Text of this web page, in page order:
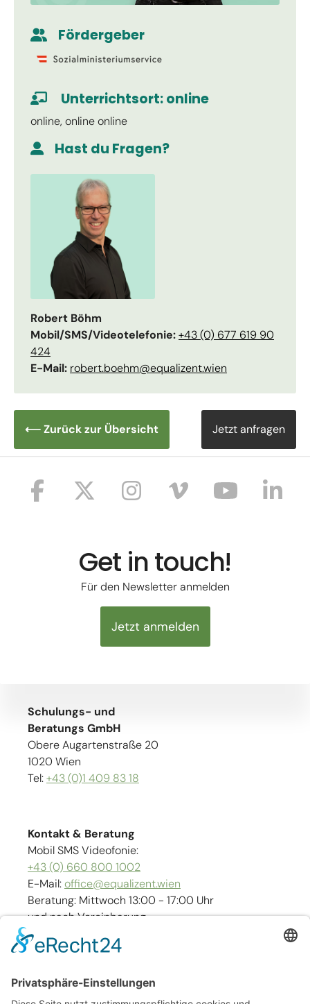
stimmen Sie der Nutzung des
anzusehen.
Akzeptieren
Consent Management Platform
Fördergeber
Unterrichtsort: online
online, online online
Hast du Fragen?
Robert Böhm
Mobil/SMS/Videotelefonie:+43 (0) 677 619 90
424
E-Mail: robert.boehm@equalizent.wien
⟵ Zurück zur Übersicht Jetzt anfragen
Get in touch!
Für den Newsletter anmelden
Jetzt anmelden
Schulungs- und
Beratungs GmbH
Obere Augartenstraße 20
1020 Wien
Tel:+43 (0)1 409 83 18
Kontakt & Beratung
Mobil SMS Videofonie:
+43 (0) 660 800 1002
E-Mail:office@equalizent.wien
Beratung: Mittwoch 13:00 - 17:00 Uhr
und nach Vereinbarung
Kontakt